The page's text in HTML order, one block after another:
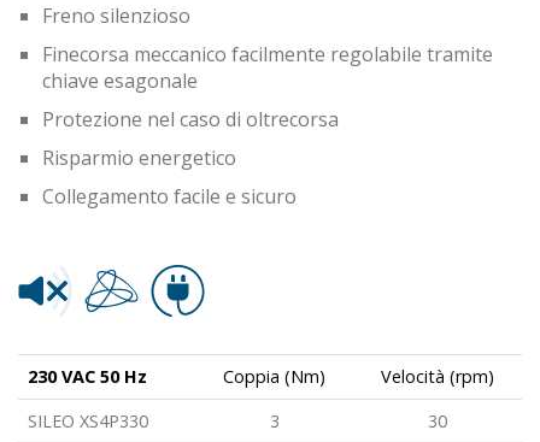
Freno silenzioso
Finecorsa meccanico facilmente regolabile tramite
chiave esagonale
Protezione nel caso di oltrecorsa
Risparmio energetico
Collegamento facile e sicuro
230 VAC 50 Hz Coppia (Nm)
Velocità (rpm)
SILEO XS4P330
3
30